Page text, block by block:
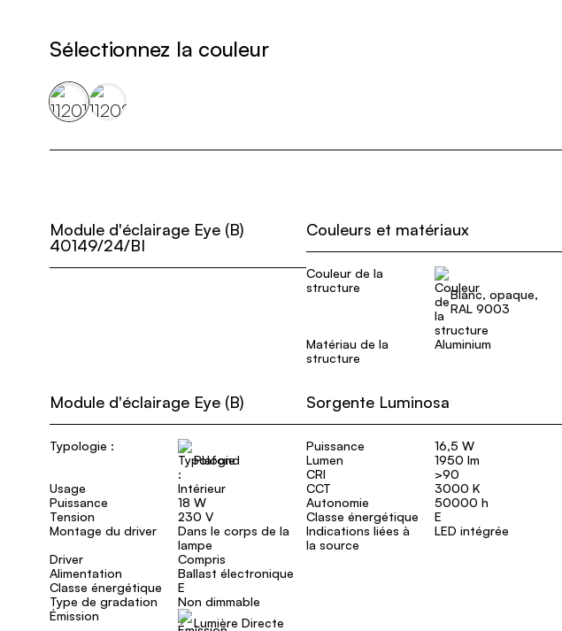
Sélectionnez la couleur
Module d'éclairage Eye (B)
40149/24/BI
Couleurs et matériaux
Couleur de la
structure
Blanc, opaque,
RAL 9003
Matériau de la
structure
Aluminium
Module d'éclairage Eye (B)
Typologie :
Plafond
Usage
Intérieur
Puissance
18 W
Tension
230 V
Montage du driver
Dans le corps de la
lampe
Driver
Compris
Alimentation
Ballast électronique
Classe énergétique
E
Type de gradation
Non dimmable
Émission
Lumière Directe
Sorgente Luminosa
Puissance
16,5 W
Lumen
1950 lm
CRI
>90
CCT
3000 K
Autonomie
50000 h
Classe énergétique
E
Indications liées à
la source
LED intégrée